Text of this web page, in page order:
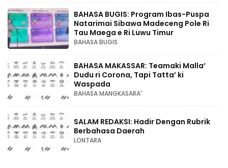
BAHASA BUGIS: Program Ibas-Puspa
Natarimai Sibawa Madeceng Pole Ri
Tau Maega e Ri Luwu Timur
BAHASA BUGIS
BAHASA MAKASSAR: Teamaki Malla’
Dudu ri Corona, Tapi Tatta’ ki
Waspada
BAHASA MANGKASARA'
SALAM REDAKSI: Hadir Dengan Rubrik
Berbahasa Daerah
LONTARA